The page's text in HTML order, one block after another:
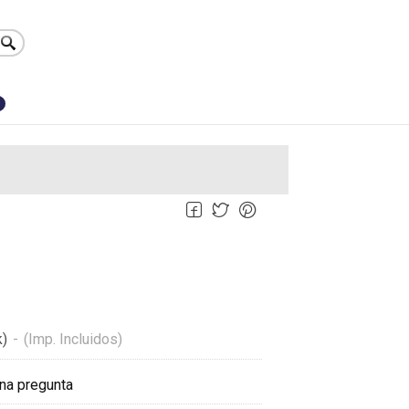
- (Imp. Incluidos)
pregunta